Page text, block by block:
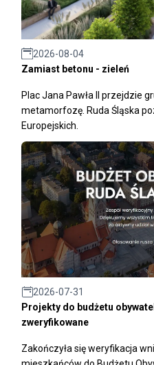
2026-08-04
Zamiast betonu - zieleń
Plac Jana Pawła II przejdzie
metamorfozę. Ruda Śląska
Europejskich.
2026-07-31
Projekty do budżetu
zweryfikowane
Zakończyła się weryfikacja